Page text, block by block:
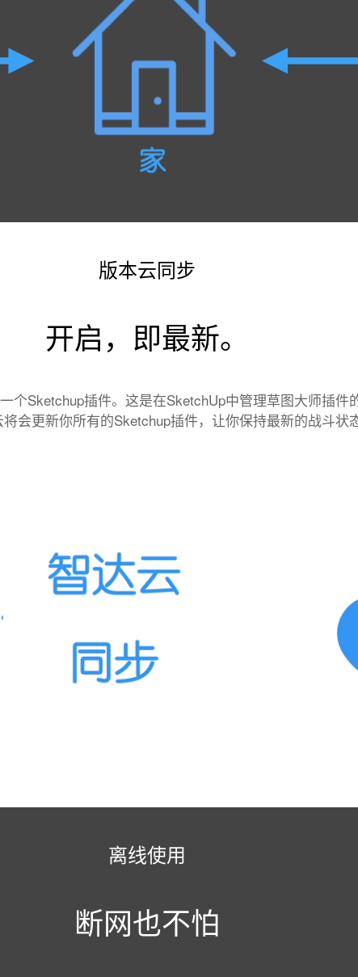
版本云同步
开启，即最新。
个Sketchup插件。这是在SketchUp中管理草图大师插件
会更新你所有的Sketchup插件，让你保持最新的战斗状
离线使用
断网也不怕